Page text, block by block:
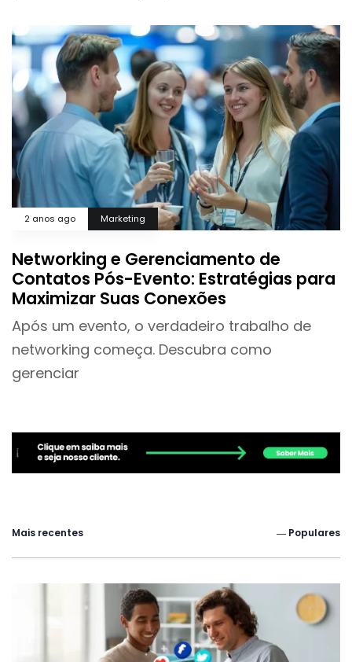
2 anos ago Marketing
Networking e Gerenciamento de
Contatos Pós-Evento: Estratégias para
Maximizar Suas Conexões
Após um evento, o verdadeiro trabalho de
networking começa. Descubra como
gerenciar
Mais recentes ― Populares